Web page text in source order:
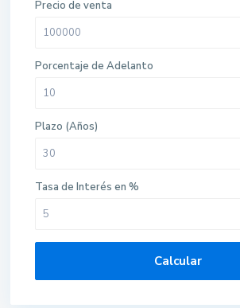
Precio de venta
Porcentaje de Adelanto
Plazo (Años)
Tasa de Interés en %
Calcular